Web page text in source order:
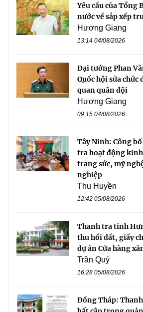
Yêu cầu của Tổng
nước về sắp xếp
Hương Giang
13:14 04/08/2026
Đại tướng Phan
Quốc hội sửa
quan quân đội
Hương Giang
09:15 04/08/2026
Tây Ninh: Công
tra hoạt động
trang sức, mỹ
nghiệp
Thu Huyền
12:42 05/08/2026
Thanh tra tỉnh
thu hồi đất, giấy
dự án Cửa hàng
Trần Quý
16:28 05/08/2026
Đồng Tháp: